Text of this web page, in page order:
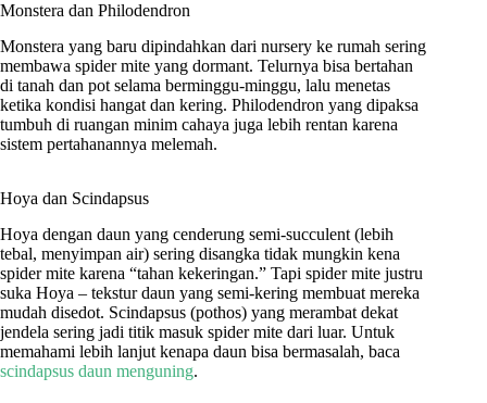
Monstera dan Philodendron
Monstera yang baru dipindahkan dari nursery ke rumah sering
membawa spider mite yang dormant. Telurnya bisa bertahan
di tanah dan pot selama berminggu-minggu, lalu menetas
ketika kondisi hangat dan kering. Philodendron yang dipaksa
tumbuh di ruangan minim cahaya juga lebih rentan karena
sistem pertahanannya melemah.
Hoya dan Scindapsus
Hoya dengan daun yang cenderung semi-succulent (lebih
tebal, menyimpan air) sering disangka tidak mungkin kena
spider mite karena “tahan kekeringan.” Tapi spider mite justru
suka Hoya – tekstur daun yang semi-kering membuat mereka
mudah disedot. Scindapsus (pothos) yang merambat dekat
jendela sering jadi titik masuk spider mite dari luar. Untuk
memahami lebih lanjut kenapa daun bisa bermasalah, baca
scindapsus daun menguning.